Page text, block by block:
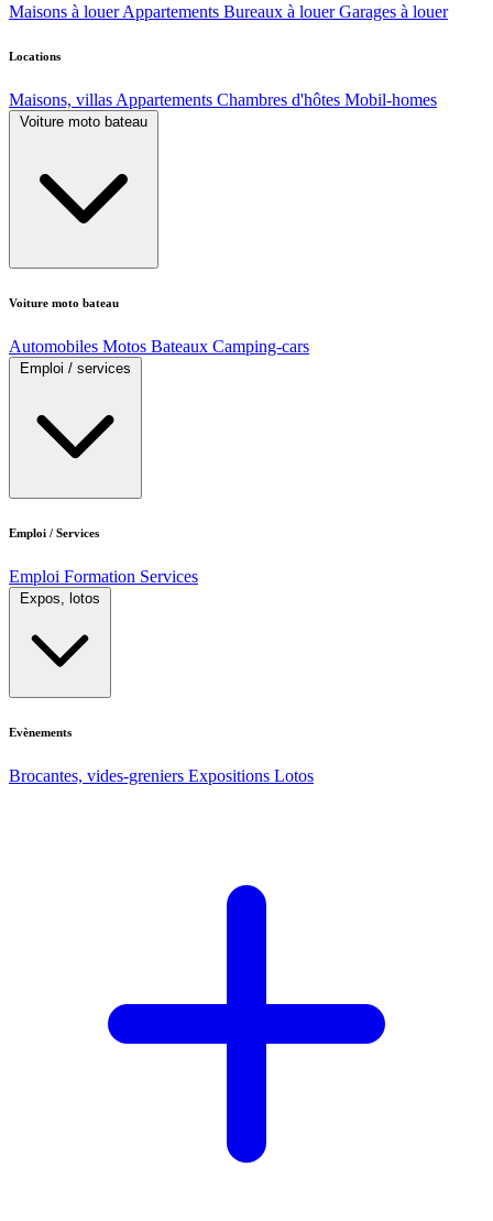
Maisons à louer Appartements Bureaux à louer Garages à louer
Locations
Maisons, villas Appartements Chambres d'hôtes Mobil-homes
Voiture moto bateau
Voiture moto bateau
Automobiles Motos Bateaux Camping-cars
Emploi / services
Emploi / Services
Emploi Formation Services
Expos, lotos
Evènements
Brocantes, vides-greniers Expositions Lotos